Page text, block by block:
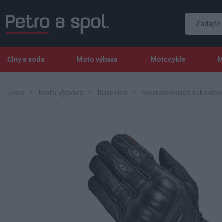
Člny a voda Moto výbava Motocykle
Úvod Moto výbava Rukavice Nepremokavé rukavice